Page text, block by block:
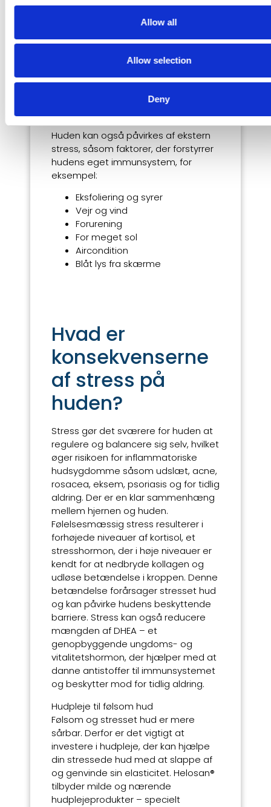
Allow all
Allow selection
Deny
Eksterne faktorer,
der påvirker
Huden kan også påvirkes af ekstern
stress, såsom faktorer, der forstyrrer
hudens eget immunsystem, for
eksempel:
Eksfoliering og syrer
Vejr og vind
Forurening
For meget sol
Aircondition
Blåt lys fra skærme
Hvad er
konsekvenserne
af stress på
huden?
Stress gør det sværere for huden at
regulere og balancere sig selv, hvilket
øger risikoen for inflammatoriske
hudsygdomme såsom udslæt, acne,
rosacea, eksem, psoriasis og for tidlig
aldring. Der er en klar sammenhæng
mellem hjernen og huden.
Følelsesmæssig stress resulterer i
forhøjede niveauer af kortisol, et
stresshormon, der i høje niveauer er
kendt for at nedbryde kollagen og
udløse betændelse i kroppen. Denne
betændelse forårsager stresset hud
og kan påvirke hudens beskyttende
barriere. Stress kan også reducere
mængden af DHEA – et
genopbyggende ungdoms- og
vitalitetshormon, der hjælper med at
danne antistoffer til immunsystemet
og beskytter mod for tidlig aldring.
Hudpleje til følsom hud
Følsom og stresset hud er mere
sårbar. Derfor er det vigtigt at
investere i hudpleje, der kan hjælpe
din stressede hud med at slappe af
og genvinde sin elasticitet. Helosan®
tilbyder milde og nærende
hudplejeprodukter – specielt